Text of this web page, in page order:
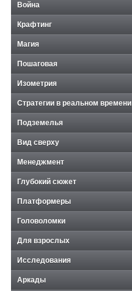
Война
Крафтинг
Магия
Пошаговая
Изометрия
Стратегии в реальном времени
Подземелья
Вид сверху
Менеджмент
Глубокий сюжет
Платформеры
Головоломки
Для взрослых
Исследования
Аркады